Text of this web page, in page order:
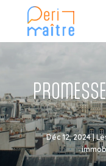
Déc 12, 2024|